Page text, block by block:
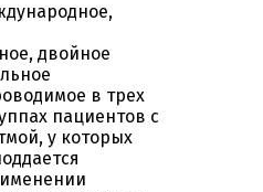
двойное
в трех
пациентов с
у которых